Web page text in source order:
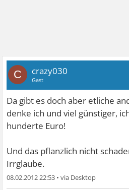
C crazy030
Gast
Da gibt es doch aber etliche
denke ich und viel günstiger,
hunderte Euro!
Und das pflanzlich nicht
Irrglaube.
08.02.2012 22:53 •